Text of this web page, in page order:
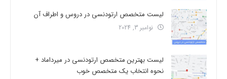
لیست متخصص ارتودنسی در دروس و اطراف آن
نوامبر 3, 2024
لیست بهترین متخصص ارتودنسی در میرداماد +
نحوه انتخاب یک متخصص خوب